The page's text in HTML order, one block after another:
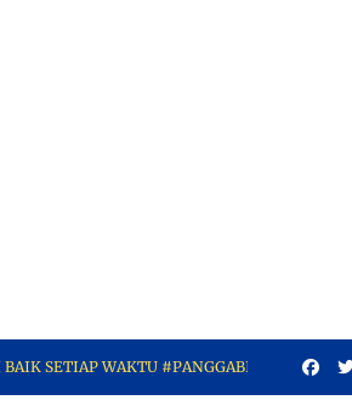
WAKTU #PANGGABIKINBANGGA